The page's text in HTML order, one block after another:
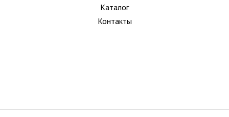
Каталог
Контакты